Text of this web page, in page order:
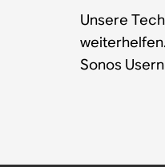
Unsere
Sonos